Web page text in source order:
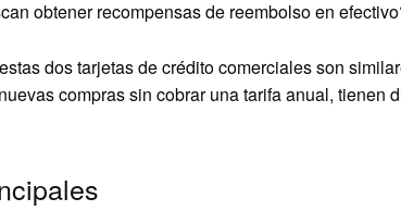
obtener recompensas de reembolso en
dos tarjetas de crédito comerciales son
compras sin cobrar una tarifa anual, tienen